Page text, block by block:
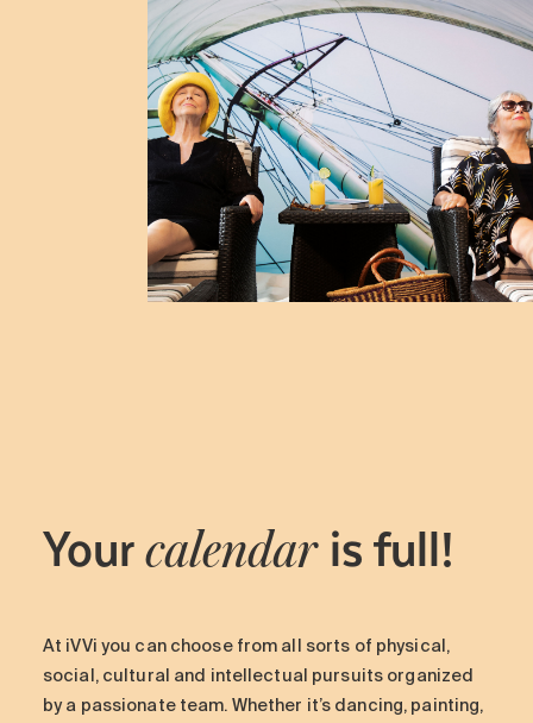
Your calendaris full!
At iVVi you can choose from all sorts of physical,
social, cultural and intellectual pursuits organized
by a passionate team. Whether it’s dancing, painting,